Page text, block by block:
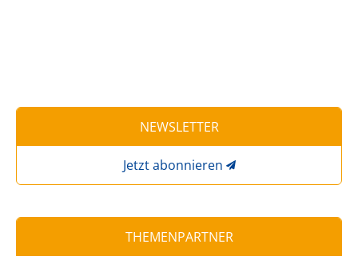
NEWSLETTER
Jetzt abonnieren
THEMENPARTNER